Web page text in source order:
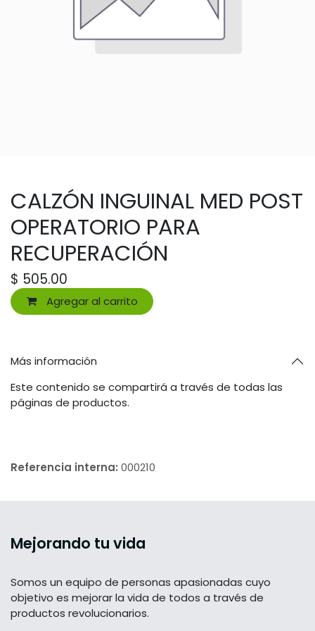
CALZÓN INGUINAL MED POST
OPERATORIO PARA
RECUPERACIÓN
$ 505.00
Agregar al carrito
Más información
Este contenido se compartirá a través de todas las
páginas de productos.
Referencia interna: 000210
Mejorando tu vida
Somos un equipo de personas apasionadas cuyo
objetivo es mejorar la vida de todos a través de
productos revolucionarios.